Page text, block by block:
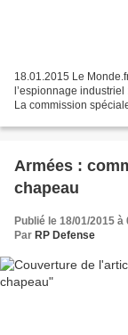
18.01.2015 Le
l’espionnage
La commission
Armées :
chapeau
Publié le 18/01/2015 à
Par RP Defense